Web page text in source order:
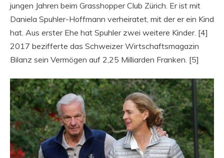
jungen Jahren beim Grasshopper Club Zürich. Er ist mit
Daniela Spuhler-Hoffmann verheiratet, mit der er ein Kind
hat. Aus erster Ehe hat Spuhler zwei weitere Kinder. [4]
2017 bezifferte das Schweizer Wirtschaftsmagazin
Bilanz sein Vermögen auf 2,25 Milliarden Franken. [5]